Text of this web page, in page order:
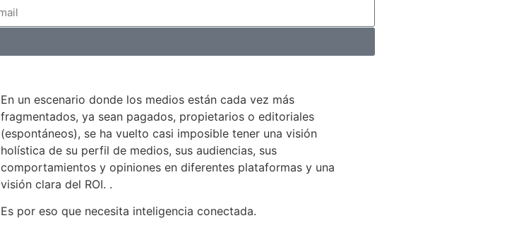
En un escenario donde los medios están cada vez más
fragmentados, ya sean pagados, propietarios o editoriales
(espontáneos), se ha vuelto casi imposible tener una visión
holística de su perfil de medios, sus audiencias, sus
comportamientos y opiniones en diferentes plataformas y una
visión clara del ROI. .
Es por eso que necesita inteligencia conectada.